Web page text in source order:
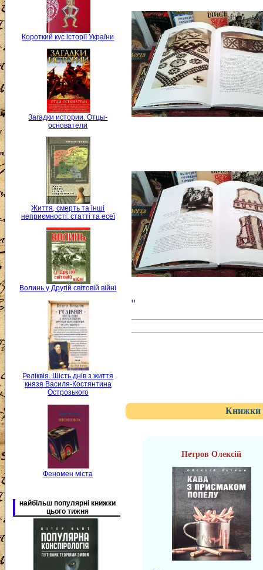
Короткий кус історії України
Загадки истории. Отцы-
основатели
Життя, смерть та інші
неприємності: статті та есеї
Волинь у Другій світовій війні
Реліквія. Шість днів з життя
князя Василя-Костянтина
Острозького
Феномен міста
найбільш популярні книжки
цього тижня
"
Книжки
Петров Олексій